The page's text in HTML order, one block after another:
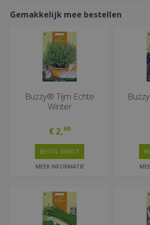
Gemakkelijk mee bestellen
Buzzy® Tijm Echte
Winter
€ 2,69
MEER INFORMATIE
BESTEL DIRECT